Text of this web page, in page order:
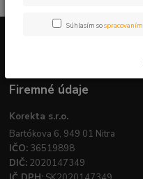
Firemné údaje a
Firemné údaje
Korekta s.r.o.
Bartókova 6, 949 01 Nitra
IČO: 36519898
DIČ: 2020147349
Súhlasím so